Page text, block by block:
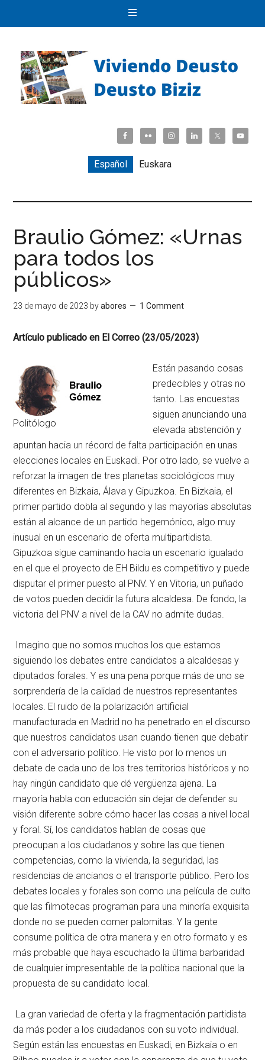
Español Euskara
Braulio Gómez: «Urnas
para todos los
públicos»
23 de mayo de 2023 byabores 1 Comment
Artículo publicado en El Correo (23/05/2023)
Politólogo
Están pasando cosas
predecibles y otras no
tanto. Las encuestas
siguen anunciando una
elevada abstención y
apuntan hacia un récord de falta participación en unas
elecciones locales en Euskadi. Por otro lado, se vuelve a
reforzar la imagen de tres planetas sociológicos muy
diferentes en Bizkaia, Álava y Gipuzkoa. En Bizkaia, el
primer partido dobla al segundo y las mayorías absolutas
están al alcance de un partido hegemónico, algo muy
inusual en un escenario de oferta multipartidista.
Gipuzkoa sigue caminando hacia un escenario igualado
en el que el proyecto de EH Bildu es competitivo y puede
disputar el primer puesto al PNV. Y en Vitoria, un puñado
de votos pueden decidir la futura alcaldesa. De fondo, la
victoria del PNV a nivel de la CAV no admite dudas.
Imagino que no somos muchos los que estamos
siguiendo los debates entre candidatos a alcaldesas y
diputados forales. Y es una pena porque más de uno se
sorprendería de la calidad de nuestros representantes
locales. El ruido de la polarización artificial
manufacturada en Madrid no ha penetrado en el discurso
que nuestros candidatos usan cuando tienen que debatir
con el adversario político. He visto por lo menos un
debate de cada uno de los tres territorios históricos y no
hay ningún candidato que dé vergüenza ajena. La
mayoría habla con educación sin dejar de defender su
visión diferente sobre cómo hacer las cosas a nivel local
y foral. Sí, los candidatos hablan de cosas que
preocupan a los ciudadanos y sobre las que tienen
competencias, como la vivienda, la seguridad, las
residencias de ancianos o el transporte público. Pero los
debates locales y forales son como una película de culto
que las filmotecas programan para una minoría exquisita
donde no se pueden comer palomitas. Y la gente
consume política de otra manera y en otro formato y es
más probable que haya escuchado la última barbaridad
de cualquier impresentable de la política nacional que la
propuesta de su candidato local.
La gran variedad de oferta y la fragmentación partidista
da más poder a los ciudadanos con su voto individual.
Según están las encuestas en Euskadi, en Bizkaia o en